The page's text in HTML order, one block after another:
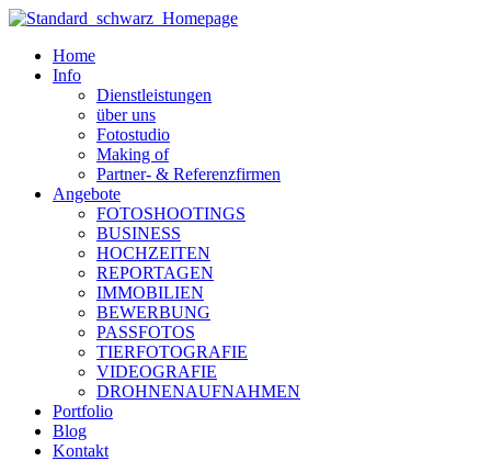
Zum
wechselnHome
Info
Dienstleistungen
über uns
Fotostudio
Making of
Partner- & Referenzfirmen
Angebote
FOTOSHOOTINGS
BUSINESS
HOCHZEITEN
REPORTAGEN
IMMOBILIEN
BEWERBUNG
PASSFOTOS
TIERFOTOGRAFIE
VIDEOGRAFIE
DROHNENAUFNAHMEN
Portfolio
Blog
Kontakt